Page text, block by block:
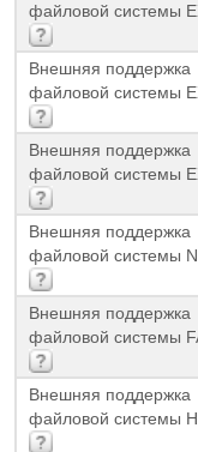
файловой системы
Внешняя поддержка
файловой системы
Внешняя поддержка
файловой системы
Внешняя поддержка
файловой системы
Внешняя поддержка
файловой системы
Внешняя поддержка
файловой системы